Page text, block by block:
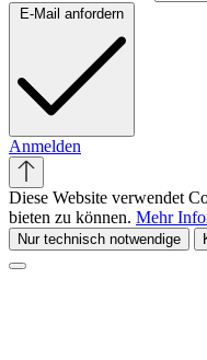
E-Mail anfordern
Anmelden
Diese Website verwendet
bieten zu können. Mehr
Nur technisch notwendige